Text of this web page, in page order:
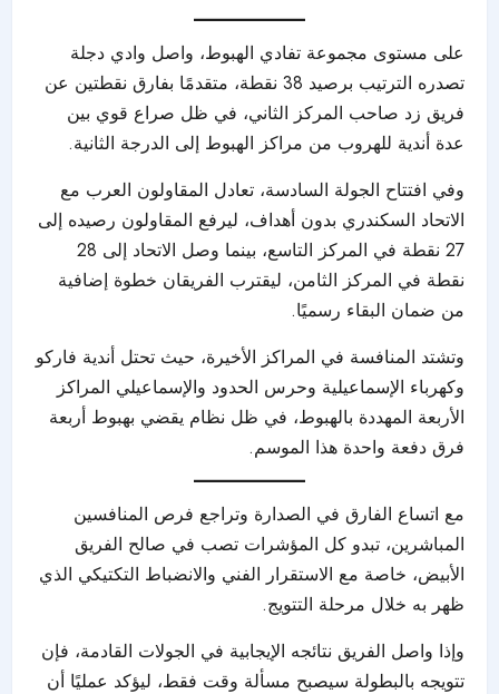
على مستوى مجموعة تفادي الهبوط، واصل وادي دجلة
تصدره الترتيب برصيد 38 نقطة، متقدمًا بفارق نقطتين عن
فريق زد صاحب المركز الثاني، في ظل صراع قوي بين
عدة أندية للهروب من مراكز الهبوط إلى الدرجة الثانية.
وفي افتتاح الجولة السادسة، تعادل المقاولون العرب مع
الاتحاد السكندري بدون أهداف، ليرفع المقاولون رصيده إلى
27 نقطة في المركز التاسع، بينما وصل الاتحاد إلى 28
نقطة في المركز الثامن، ليقترب الفريقان خطوة إضافية
من ضمان البقاء رسميًا.
وتشتد المنافسة في المراكز الأخيرة، حيث تحتل أندية فاركو
وكهرباء الإسماعيلية وحرس الحدود والإسماعيلي المراكز
الأربعة المهددة بالهبوط، في ظل نظام يقضي بهبوط أربعة
فرق دفعة واحدة هذا الموسم.
مع اتساع الفارق في الصدارة وتراجع فرص المنافسين
المباشرين، تبدو كل المؤشرات تصب في صالح الفريق
الأبيض، خاصة مع الاستقرار الفني والانضباط التكتيكي الذي
ظهر به خلال مرحلة التتويج.
وإذا واصل الفريق نتائجه الإيجابية في الجولات القادمة، فإن
تتويجه بالبطولة سيصبح مسألة وقت فقط، ليؤكد عمليًا أن